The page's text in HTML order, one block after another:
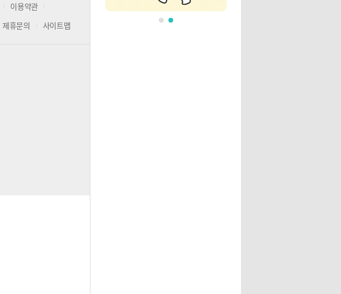
이용약관
제휴문의 사이트맵